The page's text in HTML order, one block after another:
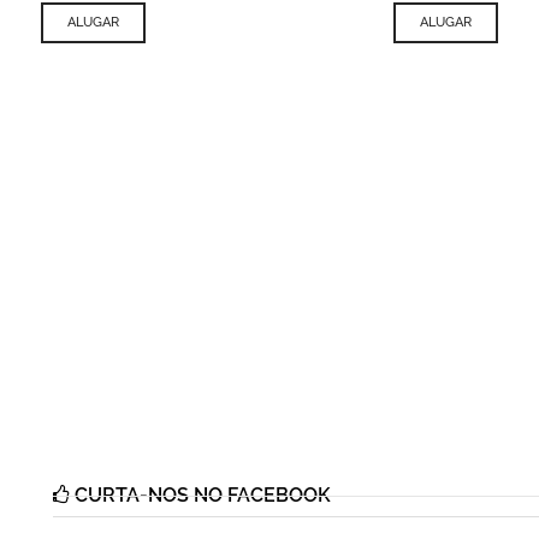
ALUGAR ALUGAR
CURTA-NOS NO FACEBOOK